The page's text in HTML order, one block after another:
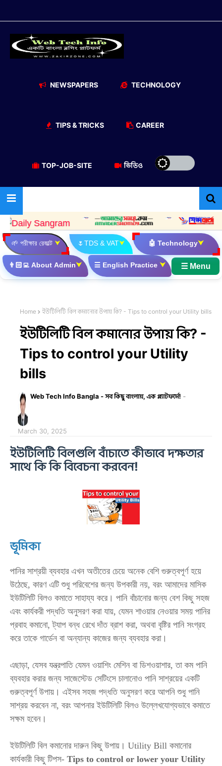
NEWSPAPERS TECHNOLOGY
TIPS & TRICKS CAREER
TOP-JOB-SITE ভিডিও
🌱 পরীক্ষার রেজাল্ট ⮟ 🌷TDS & VAT⮟ 🤖 Technology⮟
👨🏻‍💻 About Admin⮟ ☰ English Practice ⮟ ☰ Menu
Home ইউটিলিটি বিল কমানোর উপায় কি? - Tips to control your Utility bills
ইউটিলিটি বিল কমানোর উপায় কি? -
Tips to control your Utility
bills
Web Tech Info Bangla - সব কিছু বাংলায়, এক প্ল্যাটফর্মে!
March 30, 2025
ইউটিলিটি বিলগুলি বাঁচাতে কীভাবে দক্ষতার
সাথে কি কি বিবেচনা করবেন!
ভূমিকা
পানির সাশ্রয়ী ব্যবহার এখন অতীতের চেয়ে অনেক বেশি গুরুত্বপূর্ণ হয়ে
উঠেছে, কারণ এটি শুধু পরিবেশের জন্য উপকারী নয়, বরং আমাদের মাসিক
ইউটিলিটি বিলও কমাতে সাহায্য করে। পানি বাঁচানোর জন্য বেশ কিছু সহজ
এবং কার্যকরী পদ্ধতি অনুসরণ করা যায়, যেমন শাওয়ার নেওয়ার সময় পানির
প্রবাহ কমানো, ট্যাপ বন্ধ রেখে দাঁত ব্রাশ করা, অথবা বৃষ্টির পানি সংগ্রহ
করে তাকে গার্ডেন বা অন্যান্য কাজের জন্য ব্যবহার করা।
এছাড়া, যেসব যন্ত্রপাতি যেমন ওয়াশিং মেশিন বা ডিশওয়াশার, তা কম পানি
ব্যবহার করার জন্য সাজেস্টেড সেটিংসে চালানোও পানি সাশ্রয়ের একটি
গুরুত্বপূর্ণ উপায়। এইসব সহজ পদ্ধতি অনুসরণ করে আপনি শুধু পানি
সাশ্রয় করবেন না, বরং আপনার ইউটিলিটি বিলও উল্লেখযোগ্যভাবে কমাতে
সক্ষম হবেন।
ইউটিলিটি বিল কমানোর দারুন কিছু উপায়। Utility Bill কমানোর
কার্যকারী কিছু টিপস- Tips to control or lower your Utility